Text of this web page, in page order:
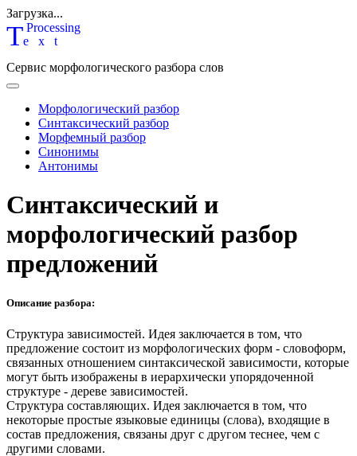
Загрузка...
Text
Processing
Сервис морфологического разбора слов
Морфологический разбор
Синтаксический разбор
Морфемный разбор
Синонимы
Антонимы
Синтаксический и
морфологический разбор
предложений
Описание разбора:
Структура зависимостей. Идея заключается в том, что
предложение состоит из морфологических форм - словоформ,
связанных отношением синтаксической зависимости, которые
могут быть изображены в иерархически упорядоченной
структуре - дереве зависимостей.
Структура составляющих. Идея заключается в том, что
некоторые простые языковые единицы (слова), входящие в
состав предложения, связаны друг с другом теснее, чем с
другими словами.